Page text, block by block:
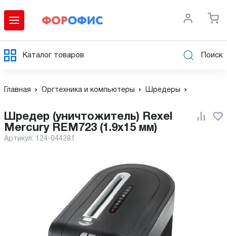
Каталог товаров Поиск
Главная Оргтехника и компьютеры Шредеры
Шредер (уничтожитель) Rexel
Mercury REM723 (1.9x15 мм)
Артикул: 124-044281